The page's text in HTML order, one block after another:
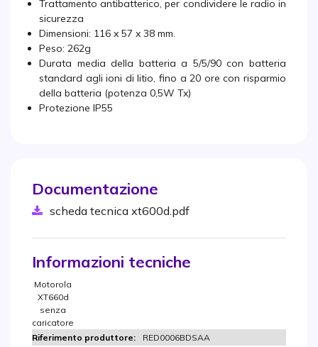
Trattamento antibatterico, per condividere le radio in
sicurezza
Dimensioni: 116 x 57 x 38 mm.
Peso: 262g
Durata media della batteria a 5/5/90 con batteria
standard agli ioni di litio, fino a 20 ore con risparmio
della batteria (potenza 0,5W Tx)
Protezione IP55
Documentazione
scheda tecnica xt600d.pdf
Informazioni tecniche
Motorola
XT660d
senza
caricatore
RED0006BDSAA